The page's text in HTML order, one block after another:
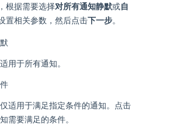
根据需要选择对所有通知静默或自
置相关参数，然后点击下一步。
用于所有通知。
适用于满足指定条件的通知。点击
需要满足的条件。